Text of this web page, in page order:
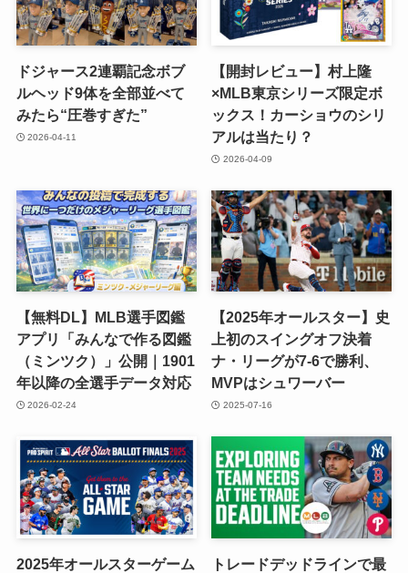
ドジャース2連覇記念ボブ
ルヘッド9体を全部並べて
みたら“圧巻すぎた”
2026-04-11
【開封レビュー】村上隆
×MLB東京シリーズ限定ボ
ックス！カーショウのシリ
アルは当たり？
2026-04-09
【無料DL】MLB選手図鑑
アプリ「みんなで作る図鑑
（ミンツク）」公開｜1901
年以降の全選手データ対応
2026-02-24
【2025年オールスター】史
上初のスイングオフ決着
ナ・リーグが7-6で勝利、
MVPはシュワーバー
2025-07-16
2025年オールスターゲーム
トレードデッドラインで最